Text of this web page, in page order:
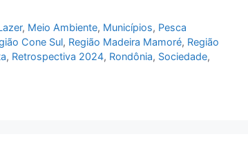
, Meio Ambiente, Municípios, Pesca
Cone Sul, Região Madeira Mamoré, Região
, Retrospectiva 2024, Rondônia, Sociedade,